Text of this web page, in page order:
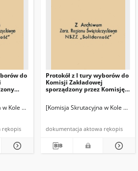
Budów nr 1 przy Rejonie Budowy Dróg
do
Kole Oddziałowym w Kierownictwie Zespołu
dokumentacja aktowa rękopis
Protokół z I tury wyborów do
Komisji Zakładowej
sporządzony przez Komisję
[Komisja Skrutacyjna w Kole
dokumentacja aktowa rękopis